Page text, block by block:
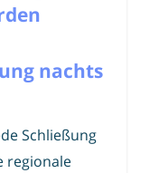
nachts
Schließung
regionale